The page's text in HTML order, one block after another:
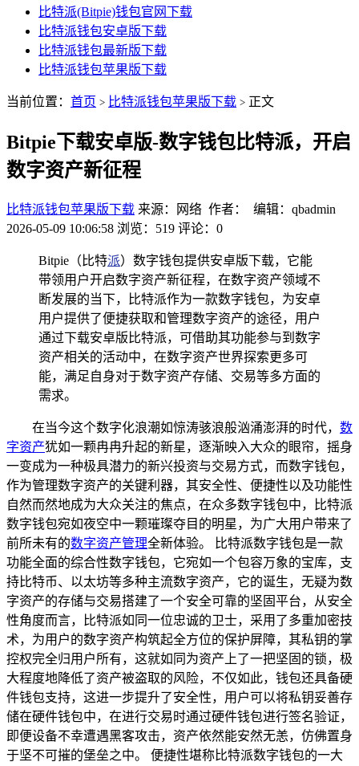
比特派(Bitpie)钱包官网下载
比特派钱包安卓版下载
比特派钱包最新版下载
比特派钱包苹果版下载
当前位置： 首页 > 比特派钱包苹果版下载 > 正文
Bitpie下载安卓版-数字钱包比特派，开启
数字资产新征程
比特派钱包苹果版下载 来源：网络 作者： 编辑：qbadmin
2026-05-09 10:06:58 浏览：519 评论：0
Bitpie（比特派）数字钱包提供安卓版下载，它能
带领用户开启数字资产新征程，在数字资产领域不
断发展的当下，比特派作为一款数字钱包，为安卓
用户提供了便捷获取和管理数字资产的途径，用户
通过下载安卓版比特派，可借助其功能参与到数字
资产相关的活动中，在数字资产世界探索更多可
能，满足自身对于数字资产存储、交易等多方面的
需求。
在当今这个数字化浪潮如惊涛骇浪般汹涌澎湃的时代， 数
字资产犹如一颗冉冉升起的新星，逐渐映入大众的眼帘，摇身
一变成为一种极具潜力的新兴投资与交易方式，而数字钱包，
作为管理数字资产的关键利器，其安全性、便捷性以及功能性
自然而然地成为大众关注的焦点，在众多数字钱包中，比特派
数字钱包宛如夜空中一颗璀璨夺目的明星，为广大用户带来了
前所未有的数字资产管理全新体验。 比特派数字钱包是一款
功能全面的综合性数字钱包，它宛如一个包容万象的宝库，支
持比特币、以太坊等多种主流数字资产，它的诞生，无疑为数
字资产的存储与交易搭建了一个安全可靠的坚固平台，从安全
性角度而言，比特派如同一位忠诚的卫士，采用了多重加密技
术，为用户的数字资产构筑起全方位的保护屏障，其私钥的掌
控权完全归用户所有，这就如同为资产上了一把坚固的锁，极
大程度地降低了资产被盗取的风险，不仅如此，钱包还具备硬
件钱包支持，这进一步提升了安全性，用户可以将私钥妥善存
储在硬件钱包中，在进行交易时通过硬件钱包进行签名验证，
即便设备不幸遭遇黑客攻击，资产依然能安然无恙，仿佛置身
于坚不可摧的堡垒之中。 便捷性堪称比特派数字钱包的一大